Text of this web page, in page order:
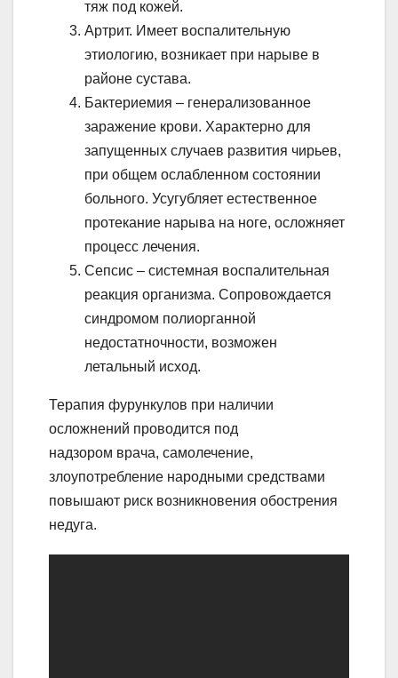
тяж под кожей.
Артрит. Имеет воспалительную
этиологию, возникает при нарыве в
районе сустава.
Бактериемия – генерализованное
заражение крови. Характерно для
запущенных случаев развития чирьев,
при общем ослабленном состоянии
больного. Усугубляет естественное
протекание нарыва на ноге, осложняет
процесс лечения.
Сепсис – системная воспалительная
реакция организма. Сопровождается
синдромом полиорганной
недостатночности, возможен
летальный исход.
Терапия фурункулов при наличии
осложнений проводится под
надзором врача, самолечение,
злоупотребление народными средствами
повышают риск возникновения обострения
недуга.